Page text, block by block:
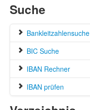
Suche
Bankleitzahlensuche
BIC Suche
IBAN Rechner
IBAN prüfen